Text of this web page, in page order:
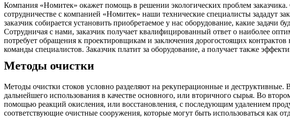
Компания «Номитек» окажет помощь в решении экологических проблем
сотрудничестве с компанией «Номитек» наши технические специалисты зададут
заказчик собирается установить приобретаемое у нас оборудование, какие
Сотрудничая с нами, заказчик получает квалифицированный ответ о наиболее
потребует обращения к проектировщикам и заключения дорогостоящих
команды специалистов. Заказчик платит за оборудование, а получает также
Методы очистки
Методы очистки стоков условно разделяют на рекуперационные и
дальнейшего использования в качестве основного, или вторичного сырья. Во
помощью реакций окисления, или восстановления, с последующим удалением
соответствующие очистные сооружения, которые могут быть использоваться как